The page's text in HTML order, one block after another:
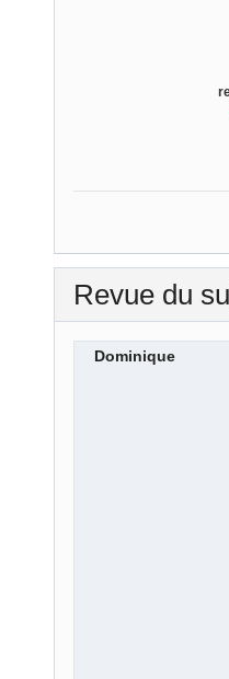
Revue du
Dominique